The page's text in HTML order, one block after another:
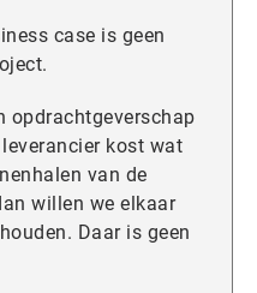
case is geen
opdrachtgeverschap
kost wat
van de
willen we elkaar
Daar is geen